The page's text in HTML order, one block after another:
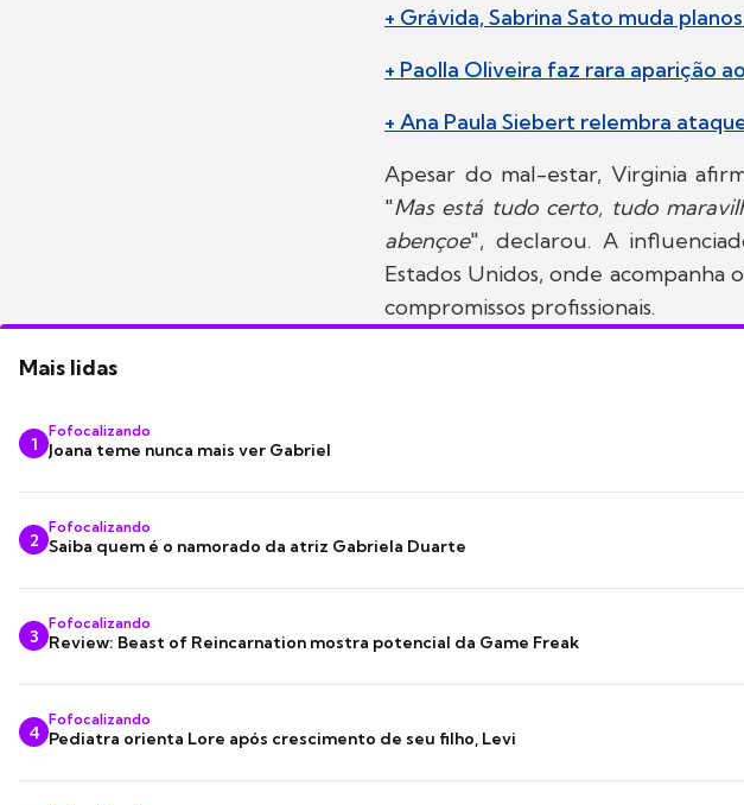
+ Grávida, Sabrina Sato muda
+ Paolla Oliveira faz rara aparição
+ Ana Paula Siebert relembra
Apesar do mal-estar, Virginia
"Mas está tudo certo, tudo
abençoe", declarou. A
Estados Unidos, onde
compromissos profissionais.
Mais lidas
1
Fofocalizando
Joana teme nunca mais ver Gabriel
2
Fofocalizando
Saiba quem é o namorado da atriz Gabriela Duarte
3
Fofocalizando
Review: Beast of Reincarnation mostra potencial da Game Freak
4
Fofocalizando
Pediatra orienta Lore após crescimento de seu filho, Levi